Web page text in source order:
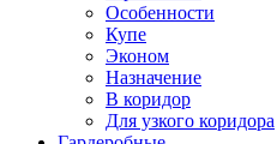
Особенности
Купе
Эконом
Назначение
В коридор
Для узкого коридора